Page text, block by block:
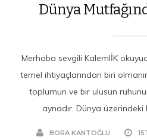
Dünya
Merhaba sevgili KalemlİK
temel ihtiyaçlarından biri
toplumun ve bir ulusun
aynadır. Dünya üzerindeki
BORA KANTOĞLU